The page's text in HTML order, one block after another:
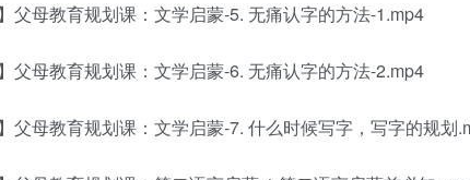
母教育规划课：文学启蒙-5. 无痛认字的方法-1.mp4
母教育规划课：文学启蒙-6. 无痛认字的方法-2.mp4
母教育规划课：文学启蒙-7. 什么时候写字，写字的规划